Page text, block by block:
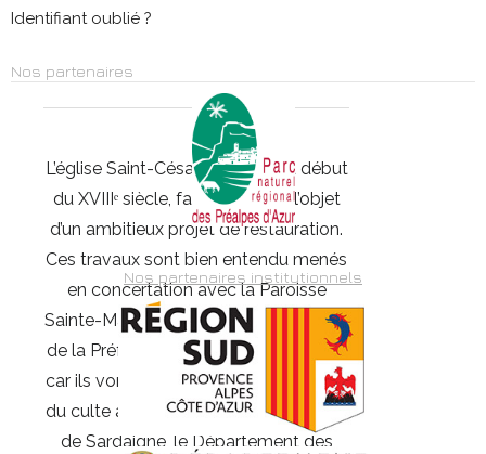
L’église Saint-Césaire, édifiée au début
du XVIIIᵉ siècle, fait aujourd’hui l’objet
d’un ambitieux projet de restauration.
Ces travaux sont bien entendu menés
en concertation avec la Paroisse
Sainte-Marie des Sources, les services
de la Préfecture des Alpes-Maritimes,
car ils vont nécessiter le déplacement
du culte à la chapelle de Notre-Dame
de Sardaigne, le Département des
Identifiant oublié ?
Nos partenaires
Nos partenaires institutionnels